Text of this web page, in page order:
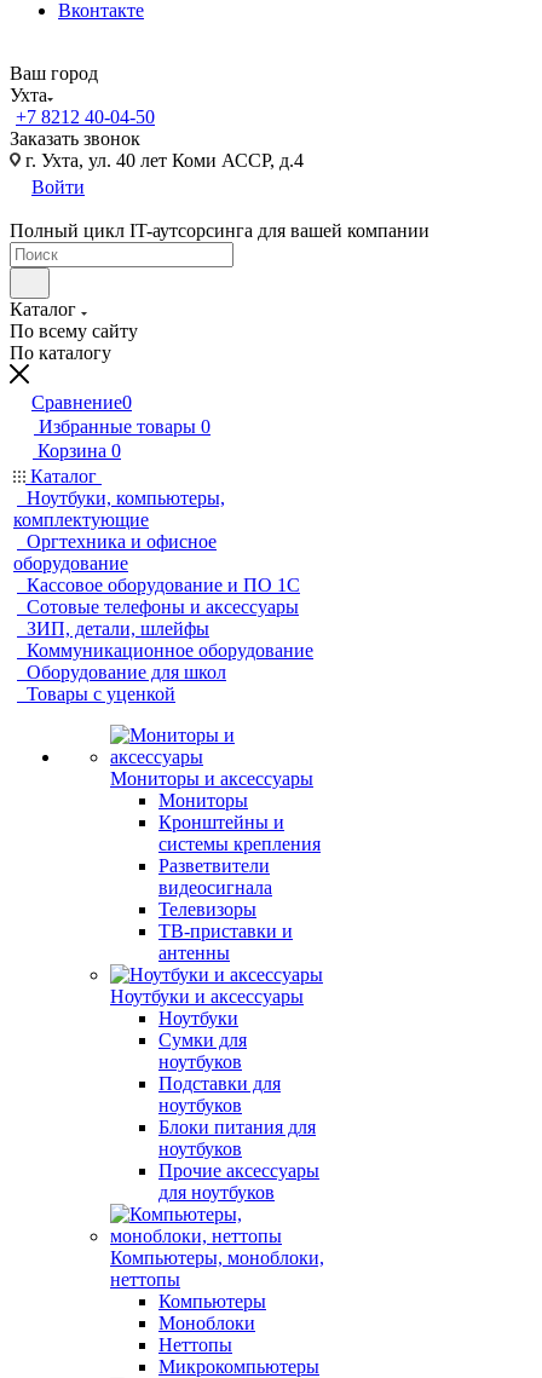
Вконтакте
Ваш город
Ухта
+7 8212 40-04-50
Заказать звонок
г. Ухта, ул. 40 лет Коми АССР, д.4
Войти
Полный цикл IT-аутсорсинга для вашей компании
Каталог
По всему сайту
По каталогу
Сравнение0
Избранные товары 0
Корзина 0
Каталог
Ноутбуки, компьютеры,
комплектующие
Оргтехника и офисное
оборудование
Кассовое оборудование и ПО 1С
Сотовые телефоны и аксессуары
ЗИП, детали, шлейфы
Коммуникационное оборудование
Оборудование для школ
Товары с уценкой
Мониторы и аксессуары
Мониторы
Кронштейны и
системы крепления
Разветвители
видеосигнала
Телевизоры
ТВ-приставки и
антенны
Ноутбуки и аксессуары
Ноутбуки
Сумки для
ноутбуков
Подставки для
ноутбуков
Блоки питания для
ноутбуков
Прочие аксессуары
для ноутбуков
Компьютеры, моноблоки,
неттопы
Компьютеры
Моноблоки
Неттопы
Микрокомпьютеры